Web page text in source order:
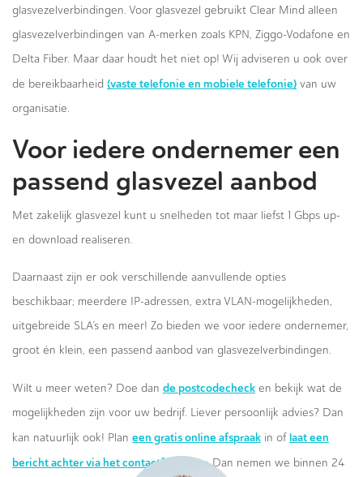
glasvezelverbindingen. Voor glasvezel gebruikt Clear Mind alleen
glasvezelverbindingen van A-merken zoals KPN, Ziggo-Vodafone en
Delta Fiber. Maar daar houdt het niet op! Wij adviseren u ook over
de bereikbaarheid (vaste telefonie en mobiele telefonie) van uw
organisatie.
Voor iedere ondernemer een
passend glasvezel aanbod
Met zakelijk glasvezel kunt u snelheden tot maar liefst 1 Gbps up-
en download realiseren.
Daarnaast zijn er ook verschillende aanvullende opties
beschikbaar; meerdere IP-adressen, extra VLAN-mogelijkheden,
uitgebreide SLA’s en meer! Zo bieden we voor iedere ondernemer,
groot én klein, een passend aanbod van glasvezelverbindingen.
Wilt u meer weten? Doe dan de postcodecheck en bekijk wat de
mogelijkheden zijn voor uw bedrijf. Liever persoonlijk advies? Dan
kan natuurlijk ook! Plan een gratis online afspraak in of laat een
bericht achter via het contactformulier.Dan nemen we binnen 24